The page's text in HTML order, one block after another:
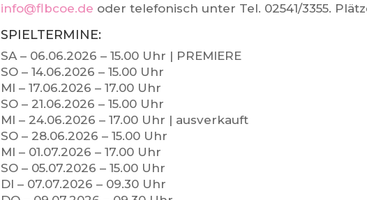
info@flbcoe.de oder telefonisch unter Tel. 02541/3355.
SPIELTERMINE:
SA – 06.06.2026 – 15.00 Uhr | PREMIERE
SO – 14.06.2026 – 15.00 Uhr
MI – 17.06.2026 – 17.00 Uhr
SO – 21.06.2026 – 15.00 Uhr
MI – 24.06.2026 – 17.00 Uhr | ausverkauft
SO – 28.06.2026 – 15.00 Uhr
MI – 01.07.2026 – 17.00 Uhr
SO – 05.07.2026 – 15.00 Uhr
DI – 07.07.2026 – 09.30 Uhr